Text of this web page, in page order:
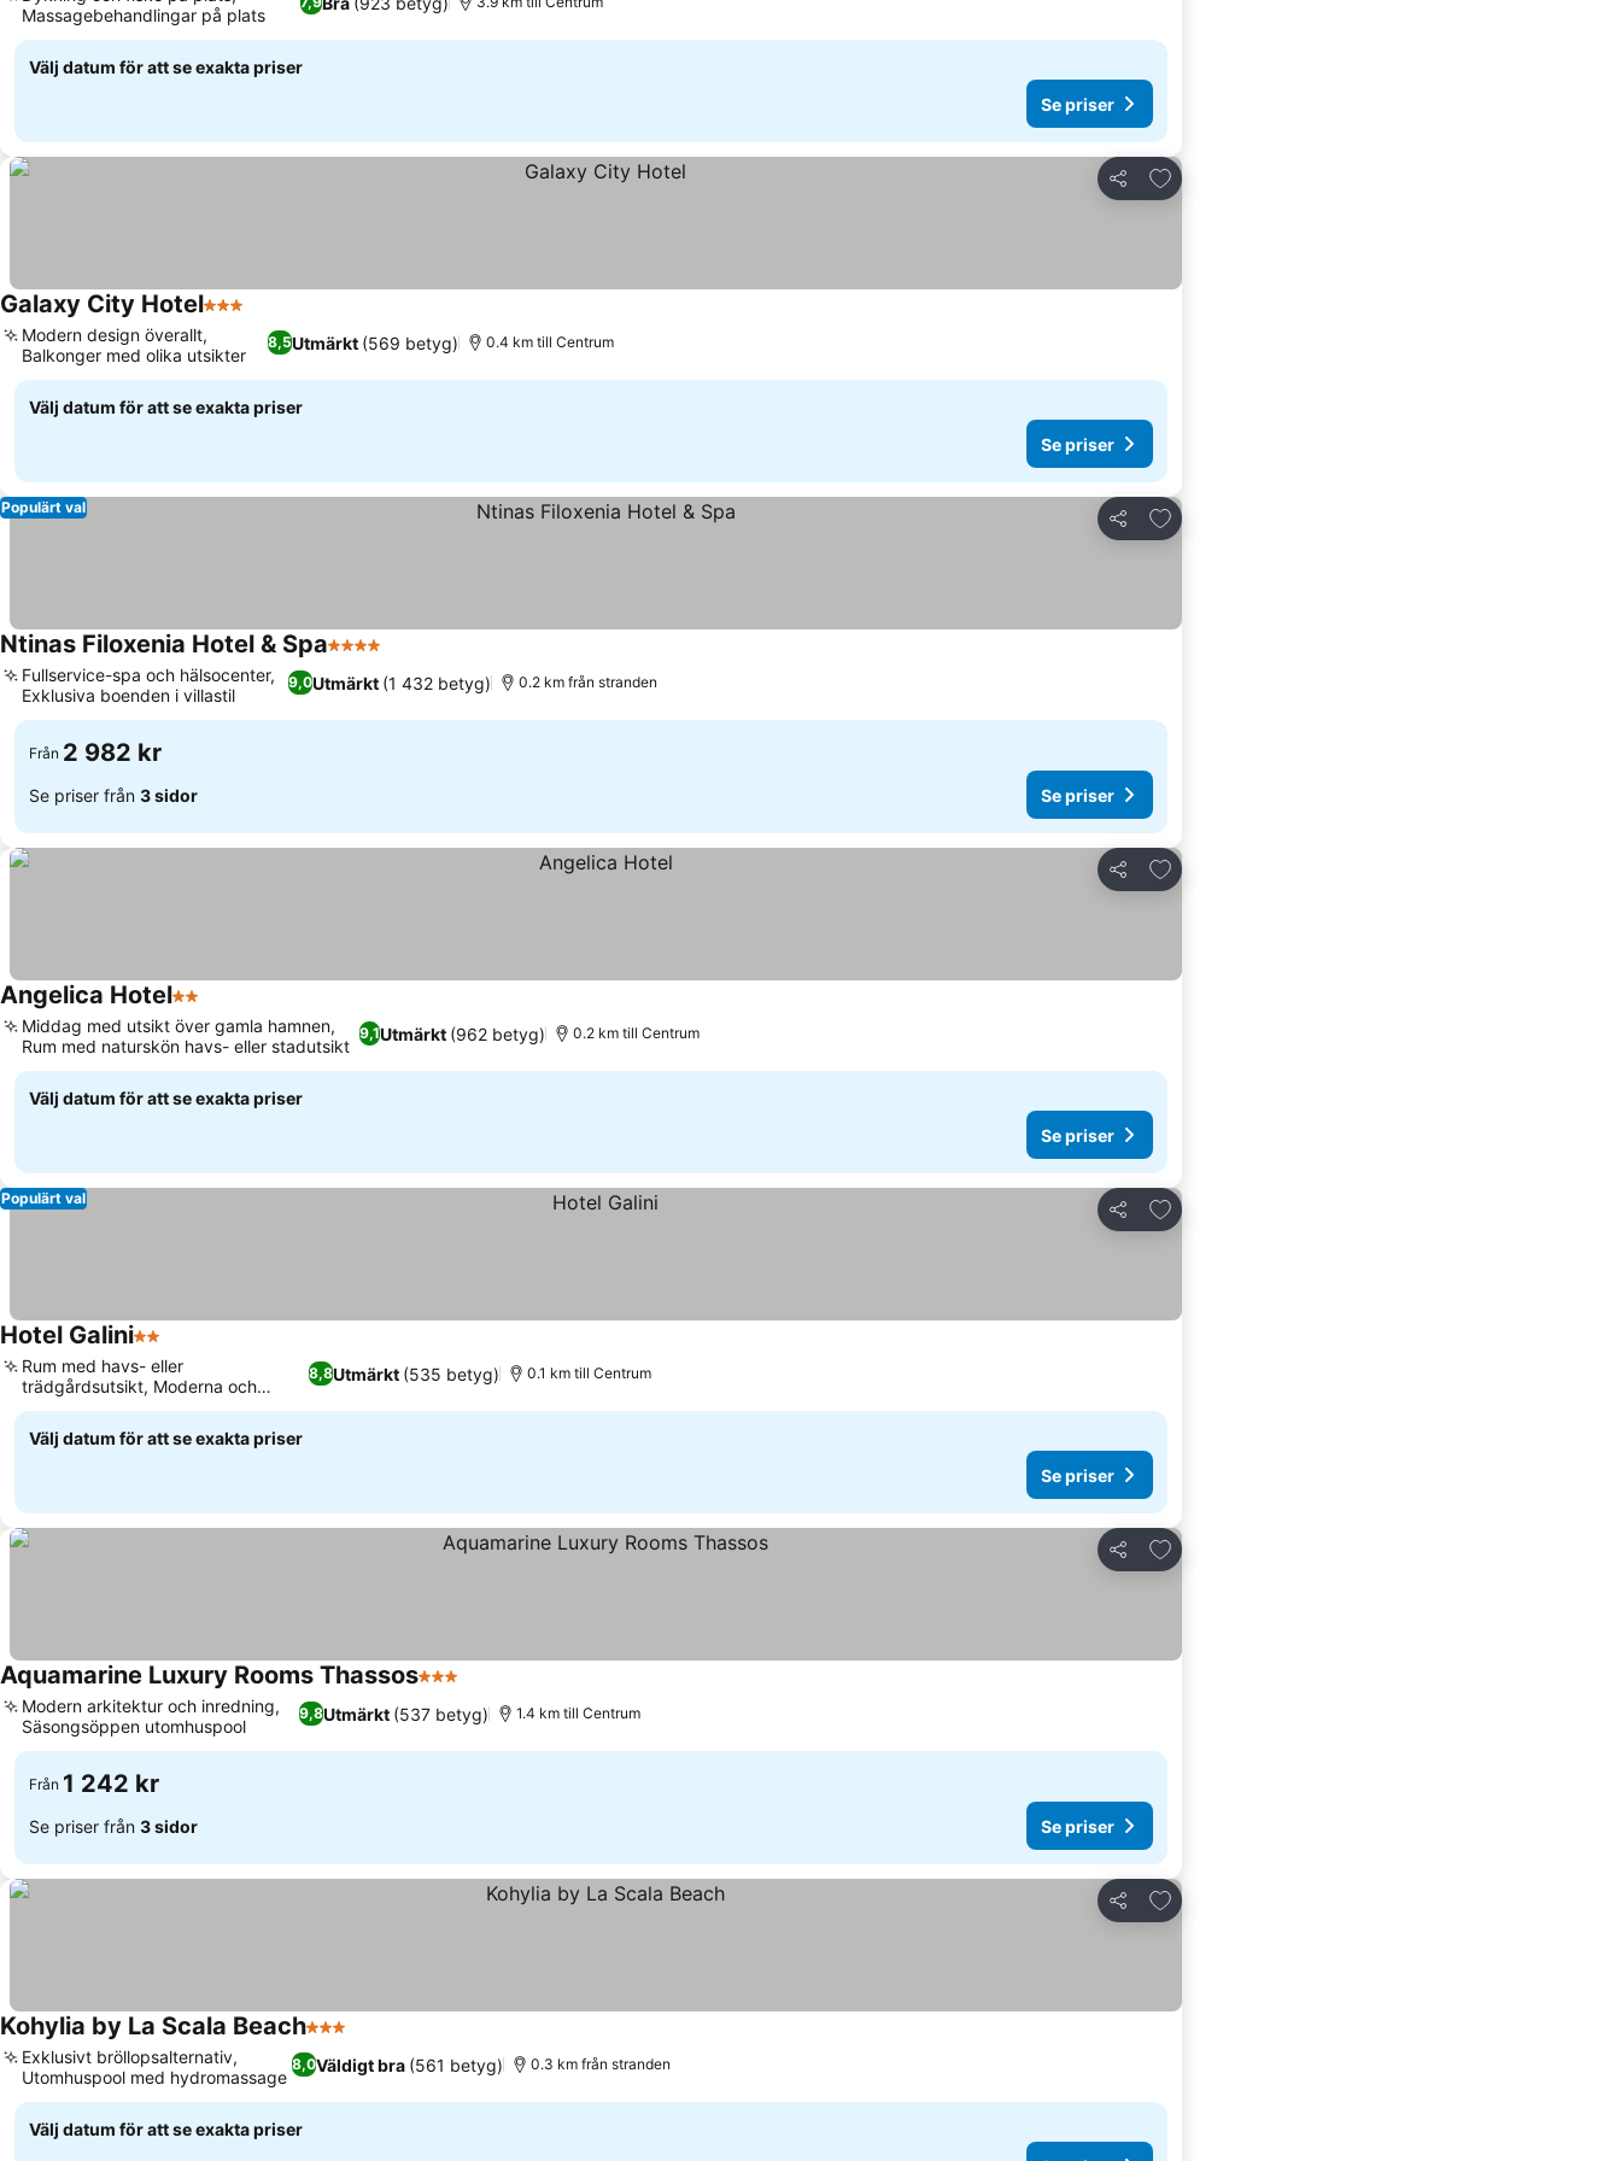
Massagebehandlingar på plats
Välj datum för att se exakta priser
Se priser
Dela
Lägg till i Mina Favoriter
Galaxy City Hotel3 Stjärnor
8,5Utmärkt (569 betyg)
Modern design överallt,
Balkonger med olika utsikter
0.4 km till Centrum
Välj datum för att se exakta priser
Se priser
Dela
Lägg till i Mina Favoriter
Populärt val
Ntinas Filoxenia Hotel & Spa4 Stjärnor
9,0Utmärkt (1 432 betyg)
Fullservice-spa och hälsocenter,
Exklusiva boenden i villastil
0.2 km från stranden
Från 2 982 kr
Se priser från 3 sidor Se priser
Dela
Lägg till i Mina Favoriter
Angelica Hotel2 Stjärnor
9,1Utmärkt (962 betyg)
Middag med utsikt över gamla hamnen,
Rum med naturskön havs- eller stadutsikt
0.2 km till Centrum
Välj datum för att se exakta priser
Se priser
Dela
Lägg till i Mina Favoriter
Populärt val
Hotel Galini2 Stjärnor
8,8Utmärkt (535 betyg)
Rum med havs- eller
trädgårdsutsikt, Moderna och
välskötta rum
0.1 km till Centrum
Välj datum för att se exakta priser
Se priser
Dela
Lägg till i Mina Favoriter
Aquamarine Luxury Rooms Thassos3 Stjärnor
9,8Utmärkt (537 betyg)
Modern arkitektur och inredning,
Säsongsöppen utomhuspool
1.4 km till Centrum
Från 1 242 kr
Se priser från 3 sidor Se priser
Dela
Lägg till i Mina Favoriter
Kohylia by La Scala Beach3 Stjärnor
8,0Väldigt bra (561 betyg)
Exklusivt bröllopsalternativ,
Utomhuspool med hydromassage
0.3 km från stranden
Välj datum för att se exakta priser